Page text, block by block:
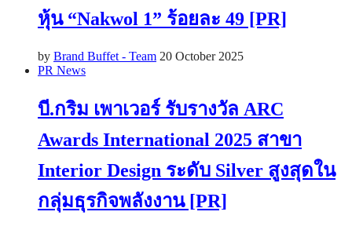
หุ้น “Nakwol 1” ร้อยละ 49 [PR]
by Brand Buffet - Team 20 October 2025
PR News
บี.กริม เพาเวอร์ รับรางวัล ARC
Awards International 2025 สาขา
Interior Design ระดับ Silver สูงสุดใน
กลุ่มธุรกิจพลังงาน [PR]